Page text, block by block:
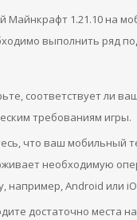
Майнкрафт 1.21.10 на
выполнить ряд
соответствует ли
требованиям игры.
что ваш мобильный
необходимую
например, Android или
достаточно места